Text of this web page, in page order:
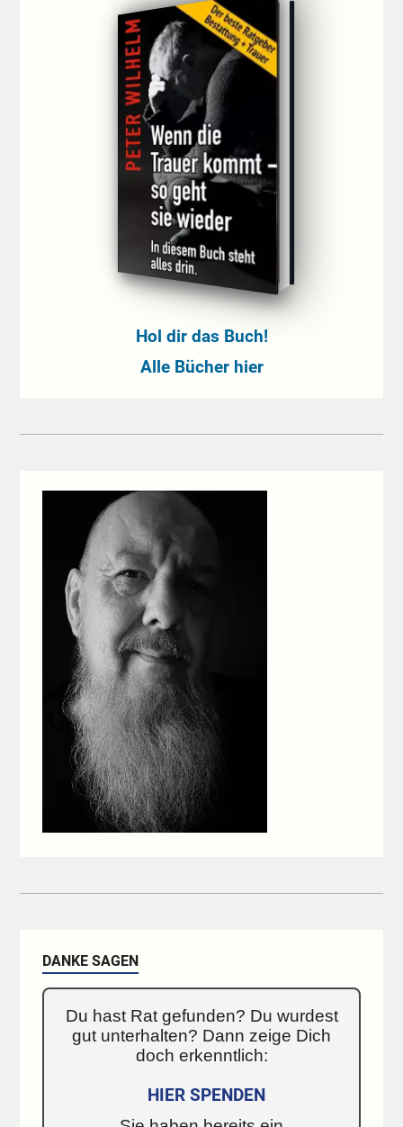
Hol dir das Buch!
Alle Bücher hier
DANKE SAGEN
Du hast Rat gefunden? Du wurdest
gut unterhalten? Dann zeige Dich
doch erkenntlich:
HIER SPENDEN